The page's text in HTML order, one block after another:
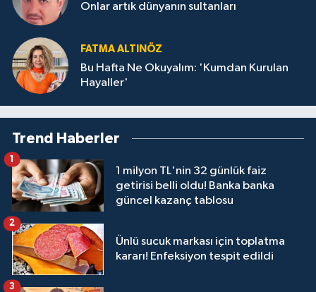
Onlar artık dünyanın sultanları
FATMA ALTINÖZ
Bu Hafta Ne Okuyalım: 'Kumdan Kurulan
Hayaller'
Trend Haberler
1 milyon TL'nin 32 günlük faiz
getirisi belli oldu! Banka banka
güncel kazanç tablosu
1
Ünlü sucuk markası için toplatma
kararı! Enfeksiyon tespit edildi
2
3